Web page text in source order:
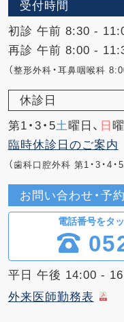
受付時間
初診 午前 8:30 -
再診 午前 8:00 -
（整形外科・耳鼻咽喉科
休診日
第1・3・5土曜日、 日
臨時休診日のご案内
（歯科口腔外科 第1・3・4・
お問い合わせ・予
電話番号をタ
平日 午後 14:00 -
外来医師勤務表